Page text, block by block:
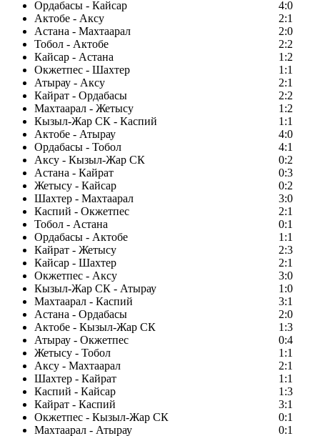
Ордабасы - Кайсар
4:0
Актобе - Аксу
2:1
Астана - Махтаарал
2:0
Тобол - Актобе
2:2
Кайсар - Астана
1:2
Окжетпес - Шахтер
1:1
Атырау - Аксу
2:1
Кайрат - Ордабасы
2:2
Махтаарал - Жетысу
1:2
Кызыл-Жар СК - Каспий
1:1
Актобе - Атырау
4:0
Ордабасы - Тобол
4:1
Аксу - Кызыл-Жар СК
0:2
Астана - Кайрат
0:3
Жетысу - Кайсар
0:2
Шахтер - Махтаарал
3:0
Каспий - Окжетпес
2:1
Тобол - Астана
0:1
Ордабасы - Актобе
1:1
Кайрат - Жетысу
2:3
Кайсар - Шахтер
2:1
Окжетпес - Аксу
3:0
Кызыл-Жар СК - Атырау
1:0
Махтаарал - Каспий
3:1
Астана - Ордабасы
2:0
Актобе - Кызыл-Жар СК
1:3
Атырау - Окжетпес
0:4
Жетысу - Тобол
1:1
Аксу - Махтаарал
2:1
Шахтер - Кайрат
1:1
Каспий - Кайсар
1:3
Кайрат - Каспий
3:1
Окжетпес - Кызыл-Жар СК
0:1
Махтаарал - Атырау
0:1